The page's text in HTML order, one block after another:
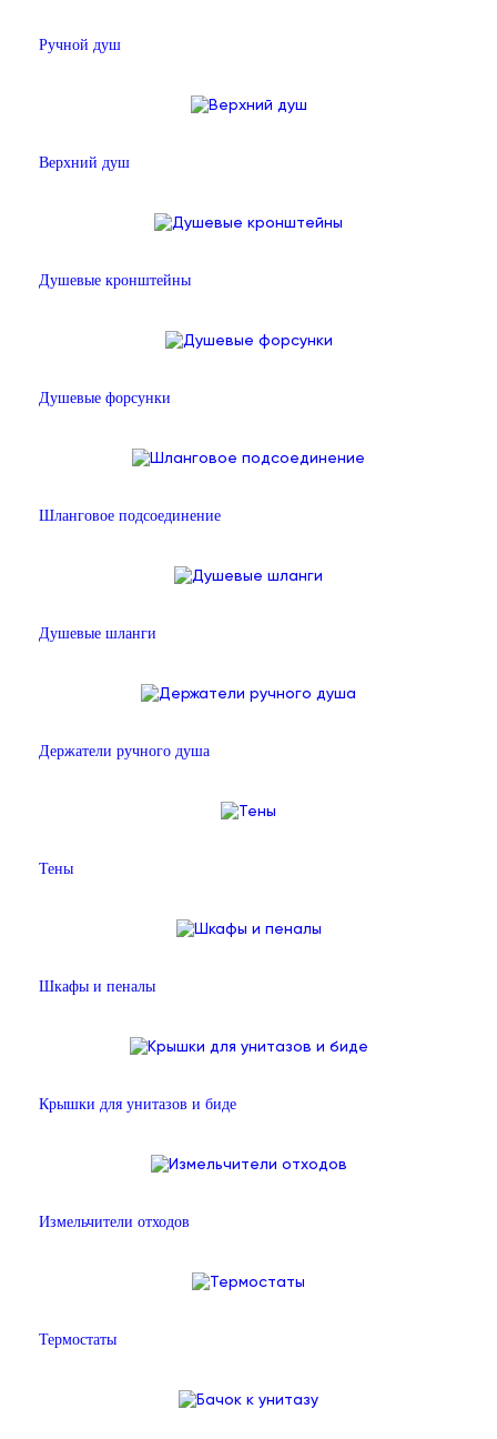
Ручной душ
Верхний душ
Душевые кронштейны
Душевые форсунки
Шланговое подсоединение
Душевые шланги
Держатели ручного душа
Тены
Шкафы и пеналы
Крышки для унитазов и биде
Измельчители отходов
Термостаты